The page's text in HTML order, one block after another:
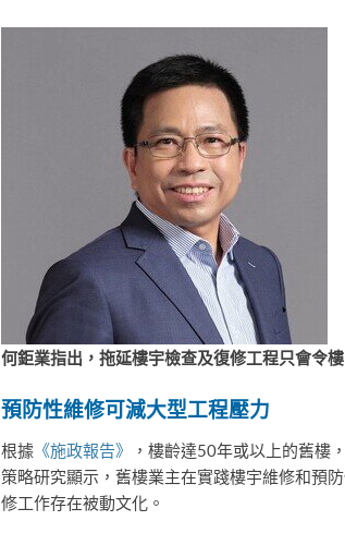
何鉅業指出，拖延樓宇檢查及復修工程只會令
預防性維修可減大型工程壓力
根據 《施政報告》
，樓齡達50年或以上的舊樓
策略研究顯示，舊樓業主在實踐樓宇維修和預
修工作存在被動文化。